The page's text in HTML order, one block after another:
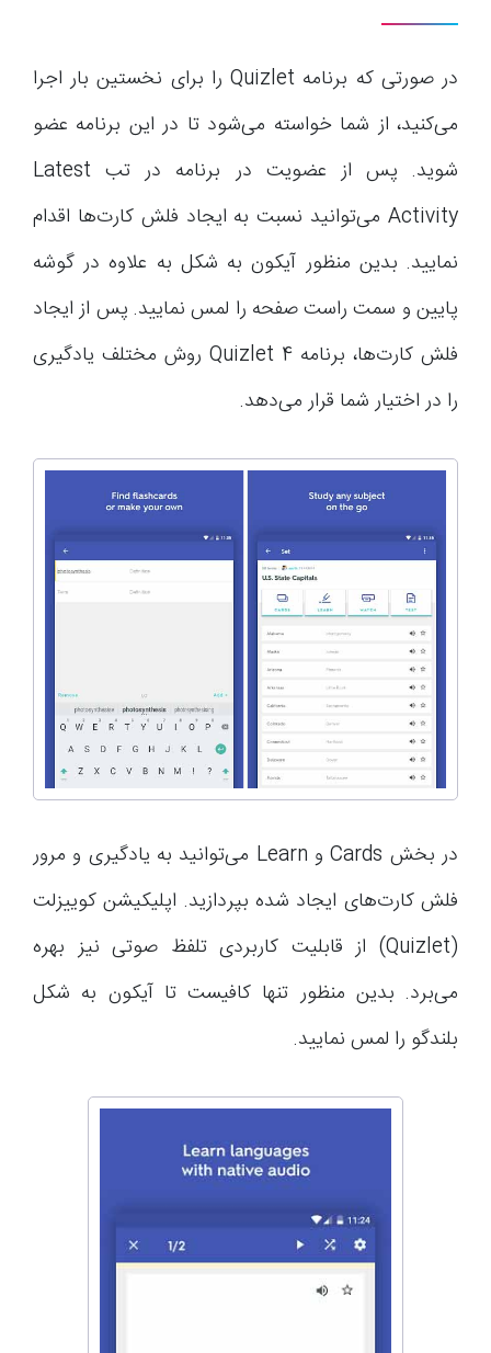
در صورتی که برنامه Quizlet را برای نخستین بار اجرا
می‌کنید، از شما خواسته می‌شود تا در این برنامه عضو
شوید. پس از عضویت در برنامه در تب Latest
Activity می‌توانید نسبت به ایجاد فلش کارت‌ها اقدام
نمایید. بدین منظور آیکون به شکل به علاوه در گوشه
پایین و سمت راست صفحه را لمس نمایید. پس از ایجاد
فلش کارت‌ها، برنامه Quizlet 4 روش مختلف یادگیری
را در اختیار شما قرار می‌دهد.
در بخش Cards و Learn می‌توانید به یادگیری و مرور
فلش کارت‌های ایجاد شده بپردازید. اپلیکیشن کوییزلت
(Quizlet) از قابلیت کاربردی تلفظ صوتی نیز بهره
می‌برد. بدین منظور تنها کافیست تا آیکون به شکل
بلندگو را لمس نمایید.